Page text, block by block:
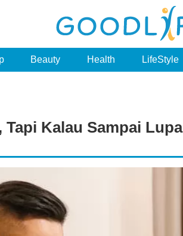
Beauty Health LifeStyle
Kalau Sampai Lupa